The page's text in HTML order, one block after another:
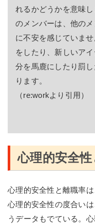
れるかどうかを意味
のメンバーは、他の
に不安を感じていま
をしたり、新しいア
分を馬鹿にしたり罰
ります。
（re:workより引用）
心理的安全
心理的安全性と離職率は
心理的安全性の度合い
うデータもでている。